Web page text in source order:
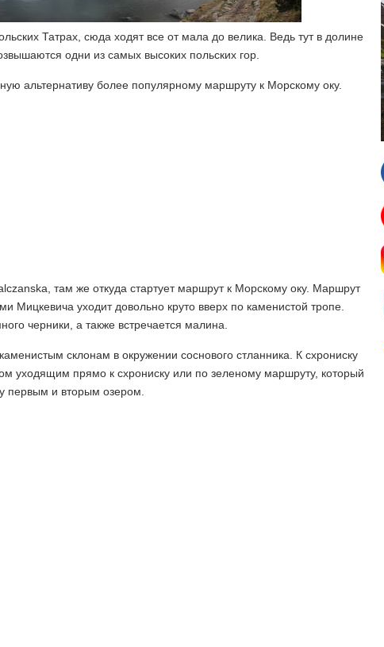
Татрах, сюда ходят все от мала до велика. Ведь тут в долине
одни из самых высоких польских гор.
альтернативу более популярному маршруту к Морскому оку.
там же откуда стартует маршрут к Морскому оку. Маршрут
Мицкевича уходит довольно круто вверх по каменистой тропе.
черники, а также встречается малина.
склонам в окружении соснового стланника. К схрониску
уходящим прямо к схрониску или по зеленому маршруту, который
первым и вторым озером.